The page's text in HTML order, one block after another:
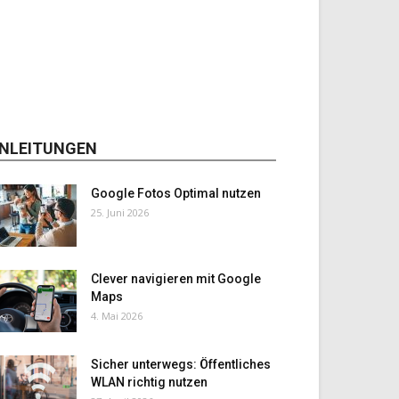
Google Fotos Optimal nutzen
25. Juni 2026
Clever navigieren mit Google
Maps
4. Mai 2026
Sicher unterwegs: Öffentliches
WLAN richtig nutzen